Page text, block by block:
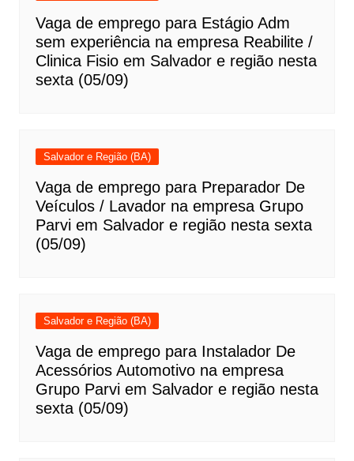
Vaga de emprego para Estágio Adm
sem experiência na empresa Reabilite /
Clinica Fisio em Salvador e região nesta
sexta (05/09)
Salvador e Região (BA)
Vaga de emprego para Preparador De
Veículos / Lavador na empresa Grupo
Parvi em Salvador e região nesta sexta
(05/09)
Salvador e Região (BA)
Vaga de emprego para Instalador De
Acessórios Automotivo na empresa
Grupo Parvi em Salvador e região nesta
sexta (05/09)